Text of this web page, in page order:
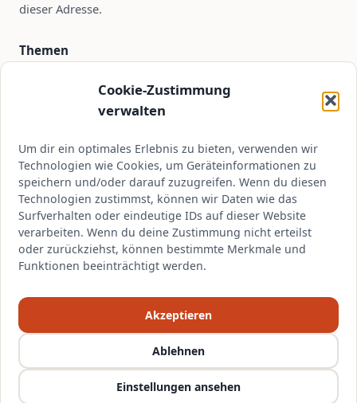
Cookie-Zustimmung
verwalten
Um dir ein optimales Erlebnis zu bieten, verwenden wir
Technologien wie Cookies, um Geräteinformationen zu
speichern und/oder darauf zuzugreifen. Wenn du diesen
Technologien zustimmst, können wir Daten wie das
Surfverhalten oder eindeutige IDs auf dieser Website
verarbeiten. Wenn du deine Zustimmung nicht erteilst
oder zurückziehst, können bestimmte Merkmale und
Funktionen beeinträchtigt werden.
Akzeptieren
Ablehnen
Einstellungen ansehen
dieser Adresse.
Themen
Tutorials
Kontakt
kontakt@cadsoft.de
Über CADSoft
© 2026 CADSoft.de